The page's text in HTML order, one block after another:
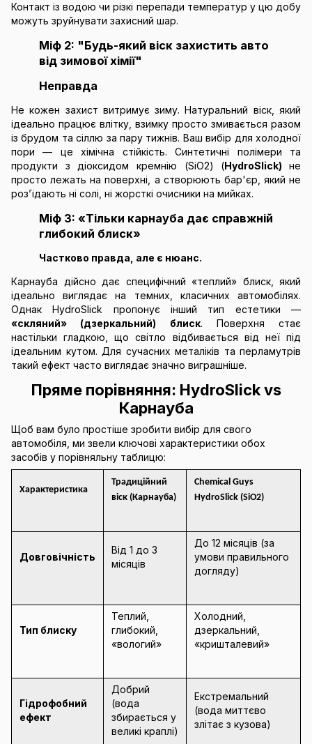
Контакт із водою чи різкі перепади температур у цю добу
можуть зруйнувати захисний шар.
Міф 2: "Будь-який віск захистить авто
від зимової хімії"
Неправда
Не кожен захист витримує зиму. Натуральний віск, який
ідеально працює влітку, взимку просто змивається разом
із брудом та сіллю за пару тижнів. Ваш вибір для холодної
пори — це хімічна стійкість. Синтетичні полімери та
продукти з діоксидом кремнію (SiO2) (HydroSlick)не
просто лежать на поверхні, а створюють бар'єр, який не
роз’їдають ні солі, ні жорсткі очисники на мийках.
Міф 3: «Тільки карнауба дає справжній
глибокий блиск»
Частково правда, але є нюанс.
Карнауба дійсно дає специфічний «теплий» блиск, який
ідеально виглядає на темних, класичних автомобілях.
Однак HydroSlick пропонує інший тип естетики —
«скляний» (дзеркальний) блиск. Поверхня стає
настільки гладкою, що світло відбивається від неї під
ідеальним кутом. Для сучасних металіків та перламутрів
такий ефект часто виглядає значно виграшніше.
Пряме порівняння: HydroSlick vs
Карнауба
Щоб вам було простіше зробити вибір для свого
автомобіля, ми звели ключові характеристики обох
засобів у порівняльну таблицю:
Характеристика
Традиційний
віск (Карнауба)
Chemical Guys
HydroSlick (SiO2)
Довговічність
Від 1 до 3
місяців
До 12 місяців (за
умови правильного
догляду)
Тип блиску
Теплий,
глибокий,
«вологий»
Холодний,
дзеркальний,
«кришталевий»
Гідрофобний
ефект
Добрий
(вода
збирається у
великі краплі)
Екстремальний
(вода миттєво
злітає з кузова)